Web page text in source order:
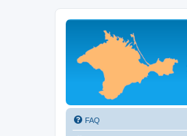
FAQ